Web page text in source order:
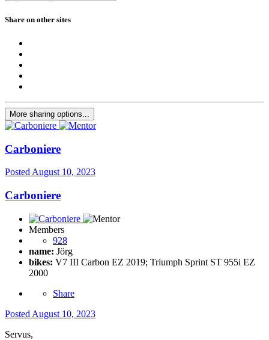
Share on other sites
More sharing options...
Carboniere
Posted August 10, 2023
Carboniere
Members
928
name: Jörg
bikes: V7 III Carbon EZ 2019; Triumph Sprint ST 955i EZ
2000
Share
Posted August 10, 2023
Servus,